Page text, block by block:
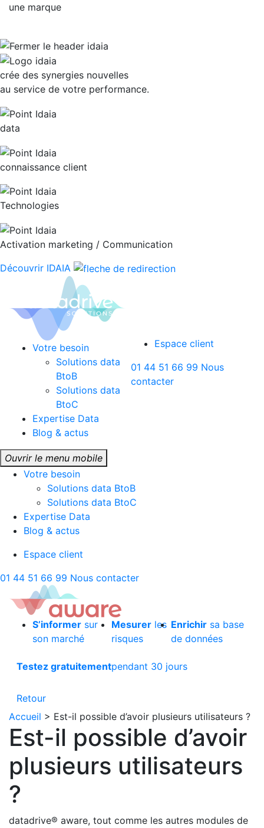
une marque
crée des synergies nouvelles
au service de votre performance.
data
connaissance client
Technologies
Activation marketing / Communication
Découvrir IDAIA
Votre besoin
Solutions data
BtoB
Solutions data
BtoC
Expertise Data
Blog & actus
Espace client
01 44 51 66 99 Nous
contacter
Ouvrir le menu mobile
Votre besoin
Solutions data BtoB
Solutions data BtoC
Expertise Data
Blog & actus
Espace client
01 44 51 66 99 Nous contacter
S’informer sur
son marché
Mesurer les
risques
Enrichir sa base
de données
Testez gratuitementpendant 30 jours
Retour
Accueil > Est-il possible d’avoir plusieurs utilisateurs ?
Est-il possible d’avoir
plusieurs utilisateurs
?
datadrive® aware, tout comme les autres modules de